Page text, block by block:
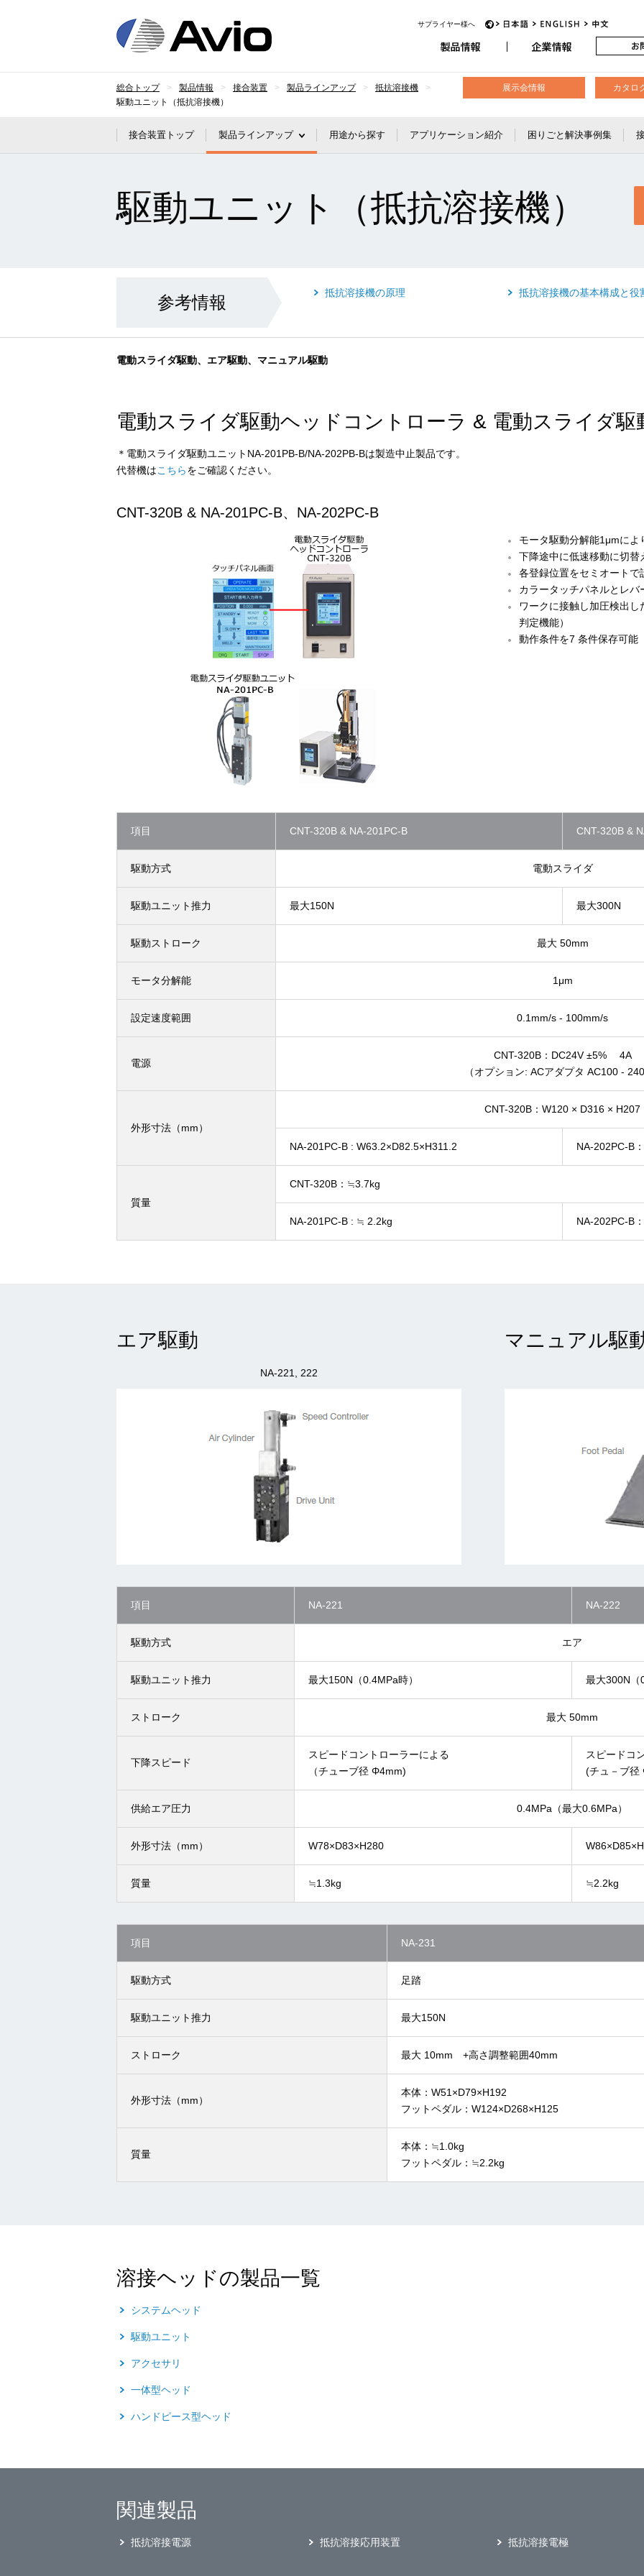
サプライヤー様へ JP EN
総合トップ 製品情報 接合装置 製品ラインアップ
抵抗溶接機
駆動ユニット（抵抗溶接機）
展示会情報 カタロ
接合装置トップ 製品ラインアップ 用途から探す アプリケーション紹介 困りごと解決事例集
駆動ユニット（抵抗溶接機）
参考情報 抵抗溶接機の原理 抵抗溶接機の基本構成と役
電動スライダ駆動、エア駆動、マニュアル駆動
電動スライダ駆動ヘッドコントローラ & 電動スライダ駆
＊電動スライダ駆動ユニットNA-201PB-B/NA-202PB-Bは製造中止製品です。
代替機はこちらをご確認ください。
CNT-320B & NA-201PC-B、NA-202PC-B
モータ駆動分解能1μmによ
下降途中に低速移動に切
各登録位置をセミオート
カラータッチパネルとレ
ワークに接触し加圧検出
判定機能）
動作条件を7 条件保存可能
項目 CNT-320B & NA-201PC-B CNT-320B &
駆動方式 電動スライダ
駆動ユニット推力 最大150N 最大300N
駆動ストローク 最大 50mm
モータ分解能 1μm
設定速度範囲 0.1mm/s - 100mm/s
電源
CNT-320B：DC24V ±5% 4A
（オプション: ACアダプタ AC100 -
外形寸法（mm）
CNT-320B：W120 × D316 × H207
NA-201PC-B : W63.2×D82.5×H311.2 NA-202PC-B
質量
CNT-320B：≒3.7kg
NA-201PC-B : ≒ 2.2kg NA-202PC-B
エア駆動
NA-221, 222
マニュアル駆
項目 NA-221 NA-222
駆動方式 エア
駆動ユニット推力 最大150N（0.4MPa時） 最大300N（
ストローク 最大 50mm
下降スピード
スピードコントローラーによる
（チューブ径 Φ4mm)
スピードコ
(チュ－ブ径
供給エア圧力 0.4MPa（最大0.6MPa）
外形寸法（mm） W78×D83×H280
質量 ≒1.3kg ≒2.2kg
項目 NA-231
駆動方式 足踏
駆動ユニット推力 最大150N
ストローク 最大 10mm +高さ調整範囲40mm
外形寸法（mm）
本体：W51×D79×H192
フットペダル：W124×D268×H125
質量
本体：≒1.0kg
フットペダル：≒2.2kg
溶接ヘッドの製品一覧
システムヘッド
駆動ユニット
アクセサリ
一体型ヘッド
ハンドピース型ヘッド
関連製品
抵抗溶接電源 抵抗溶接応用装置 抵抗溶接電極